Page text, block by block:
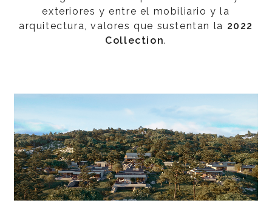
exteriores y entre el mobiliario y la
arquitectura, valores que sustentan la 2022
Collection.